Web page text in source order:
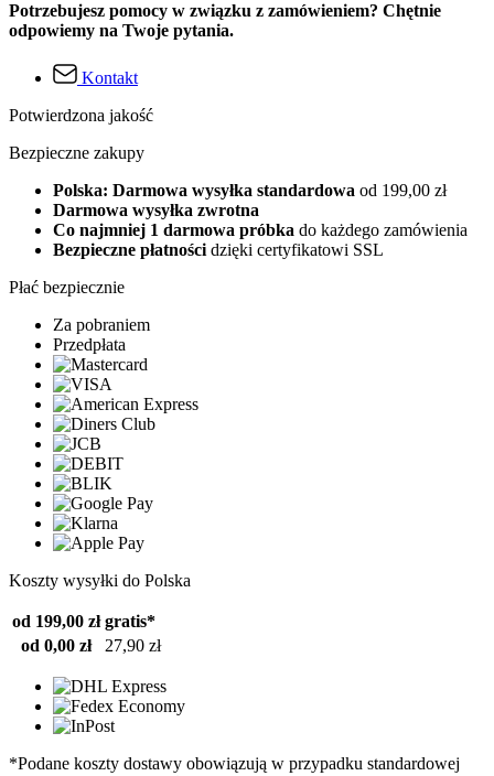
Potrzebujesz pomocy w związku z zamówieniem? Chętnie
odpowiemy na Twoje pytania.
Kontakt
Potwierdzona jakość
Bezpieczne zakupy
Polska: Darmowa wysyłka standardowa od 199,00 zł
Darmowa wysyłka zwrotna
Co najmniej 1 darmowa próbka do każdego zamówienia
Bezpieczne płatnościdzięki certyfikatowi SSL
Płać bezpiecznie
Za pobraniem
Przedpłata
Koszty wysyłki do Polska
od 199,00 zł gratis*
od 0,00 zł
27,90 zł
*Podane koszty dostawy obowiązują w przypadku standardowej